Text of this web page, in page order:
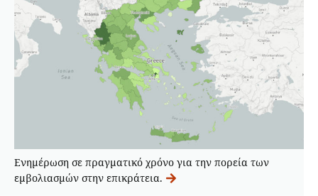
Ενημέρωση σε πραγματικό χρόνο για την πορεία των
εμβολιασμών στην επικράτεια.